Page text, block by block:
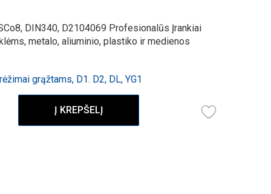
DIN340, D2104069 Profesionalūs Įrankiai
metalo, aliuminio, plastiko ir medienos
grąžtams, D1. D2, DL, YG1
Į KREPŠELĮ